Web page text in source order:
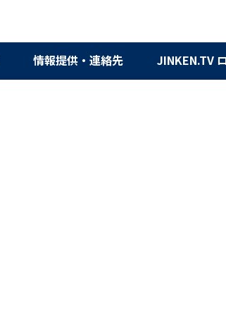
情報提供・連絡先 JINKEN.TV